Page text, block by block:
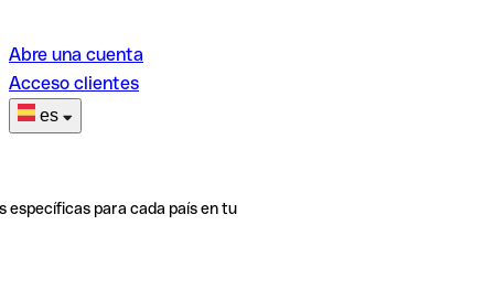
Abre una cuenta
Acceso clientes
es
específicas para cada país en tu